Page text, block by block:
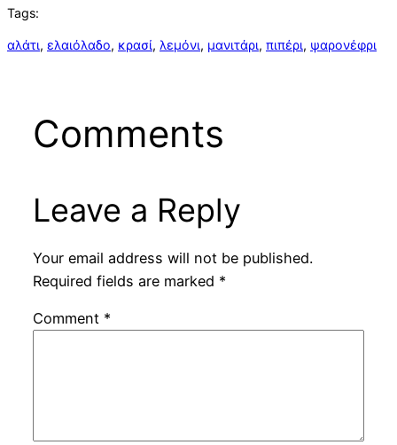
Tags:
αλάτι, ελαιόλαδο, κρασί, λεμόνι, μανιτάρι, πιπέρι, ψαρονέφρι
Comments
Leave a Reply
Your email address will not be published.
Required fields are marked *
Comment *